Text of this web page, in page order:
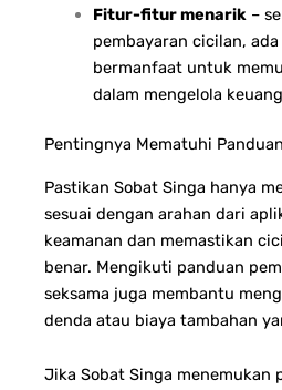
Fitur-fitur menarik –
pembayaran cicilan,
bermanfaat untuk
dalam mengelola
Pentingnya Mematuhi
Pastikan Sobat Singa hanya
sesuai dengan arahan dari
keamanan dan memastikan
benar. Mengikuti panduan
seksama juga membantu
denda atau biaya tambahan
Jika Sobat Singa menemukan